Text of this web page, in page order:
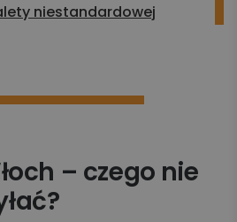
niestandardowej
– czego nie